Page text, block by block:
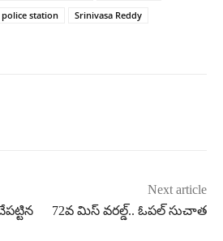
station
Srinivasa Reddy
Next article
72వ మిస్ వరల్డ్.. ఓపల్ సుచాత